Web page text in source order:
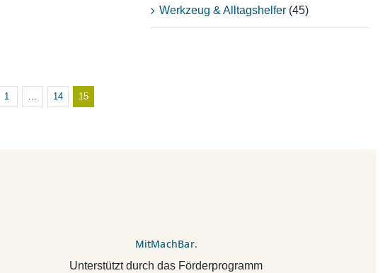
1 … 14 15
Werkzeug & Alltagshelfer (45)
MitMachBar.
Unterstützt durch das Förderprogramm